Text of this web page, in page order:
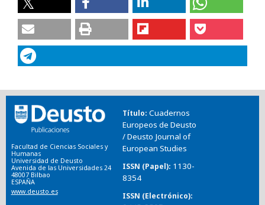
Facultad de Ciencias Sociales y
Humanas
Universidad de Deusto
Avenida de las Universidades 24
48007 Bilbao
ESPAÑA
www.deusto.es
Título Cuadernos
Europeos de Deusto
/ Deusto Journal of
European Studies
ISSN (Papel) 1130-
8354
ISSN (Electrónico)